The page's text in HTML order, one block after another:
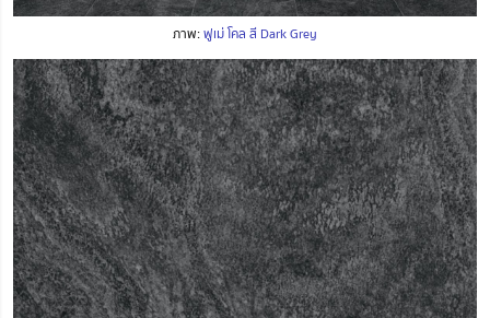
ภาพ:ฟูเม่ โคล สี Dark Grey